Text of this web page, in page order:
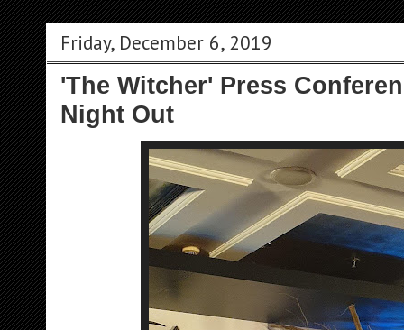
Friday, December 6, 2019
'The Witcher' Press
Night Out